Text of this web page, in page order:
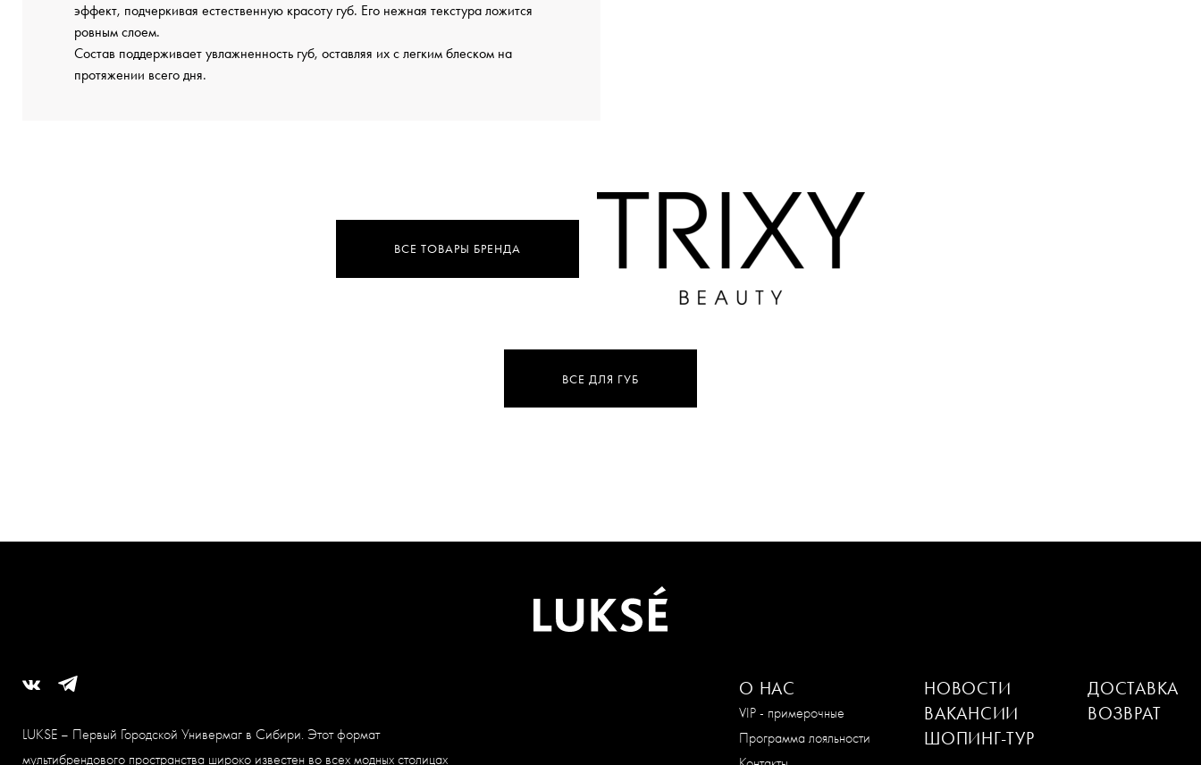
эффект, подчеркивая естественную красоту губ. Его нежная текстура ложится
ровным слоем.
Состав поддерживает увлажненность губ, оставляя их с легким блеском на
протяжении всего дня.
ВСЕ ТОВАРЫ БРЕНДА
ВСЕ ДЛЯ ГУБ
LUKSE – Первый Городской Универмаг в Сибири. Этот формат
мультибрендового пространства широко известен во всех модных столицах
О НАС
VIP - примерочные
Программа лояльности
НОВОСТИ
ВАКАНСИИ
ШОПИНГ-ТУР
ДОСТАВКА
ВОЗВРАТ